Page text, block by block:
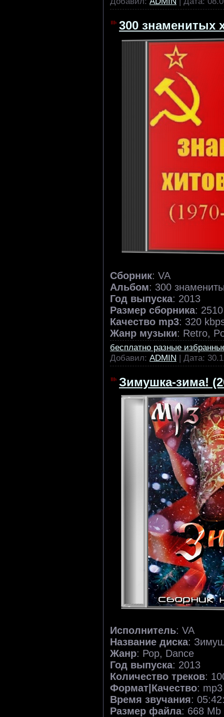
300 знаменитых
Сборник: VA
Альбом: 300
Год выпуска: 2013
Размер сборника:
Качество mp3: 320
Жанр музыки: Retro,
бесплатно разные
Добавил: ADMIN | Дата:
Зимушка-зима!
Исполнитель: VA
Название диска:
Жанр: Рор, Dance
Год выпуска: 2013
Количество треков:
Формат|Качество:
Время звучания:
Размер файла: 668 Mb